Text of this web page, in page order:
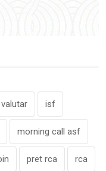
isf
morning call asf
pret rca rca